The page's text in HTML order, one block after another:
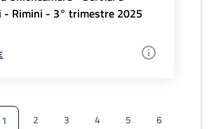
- Rimini - 3° trimestre 2025
1 2 3 4 5
6